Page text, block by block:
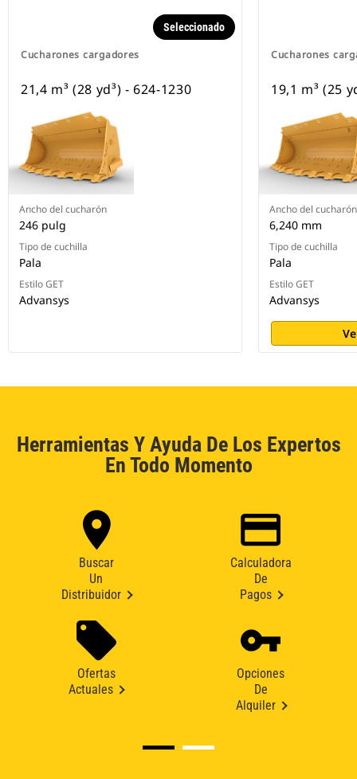
Cucharones cargadores
Seleccionado
21,4 m³ (28 yd³) - 624-1230
Ancho del cucharón
246 pulg
Tipo de cuchilla
Pala
Estilo GET
Advansys
Cucharones
19,1 m³ (25
Ancho del cucharón
6,240 mm
Tipo de cuchilla
Pala
Estilo GET
Advansys
Herramientas Y Ayuda De Los Expertos
En Todo Momento
Buscar
Un
Distribuidor
Calculadora
De
Pagos
Ofertas
Actuales
Opciones
De
Alquiler